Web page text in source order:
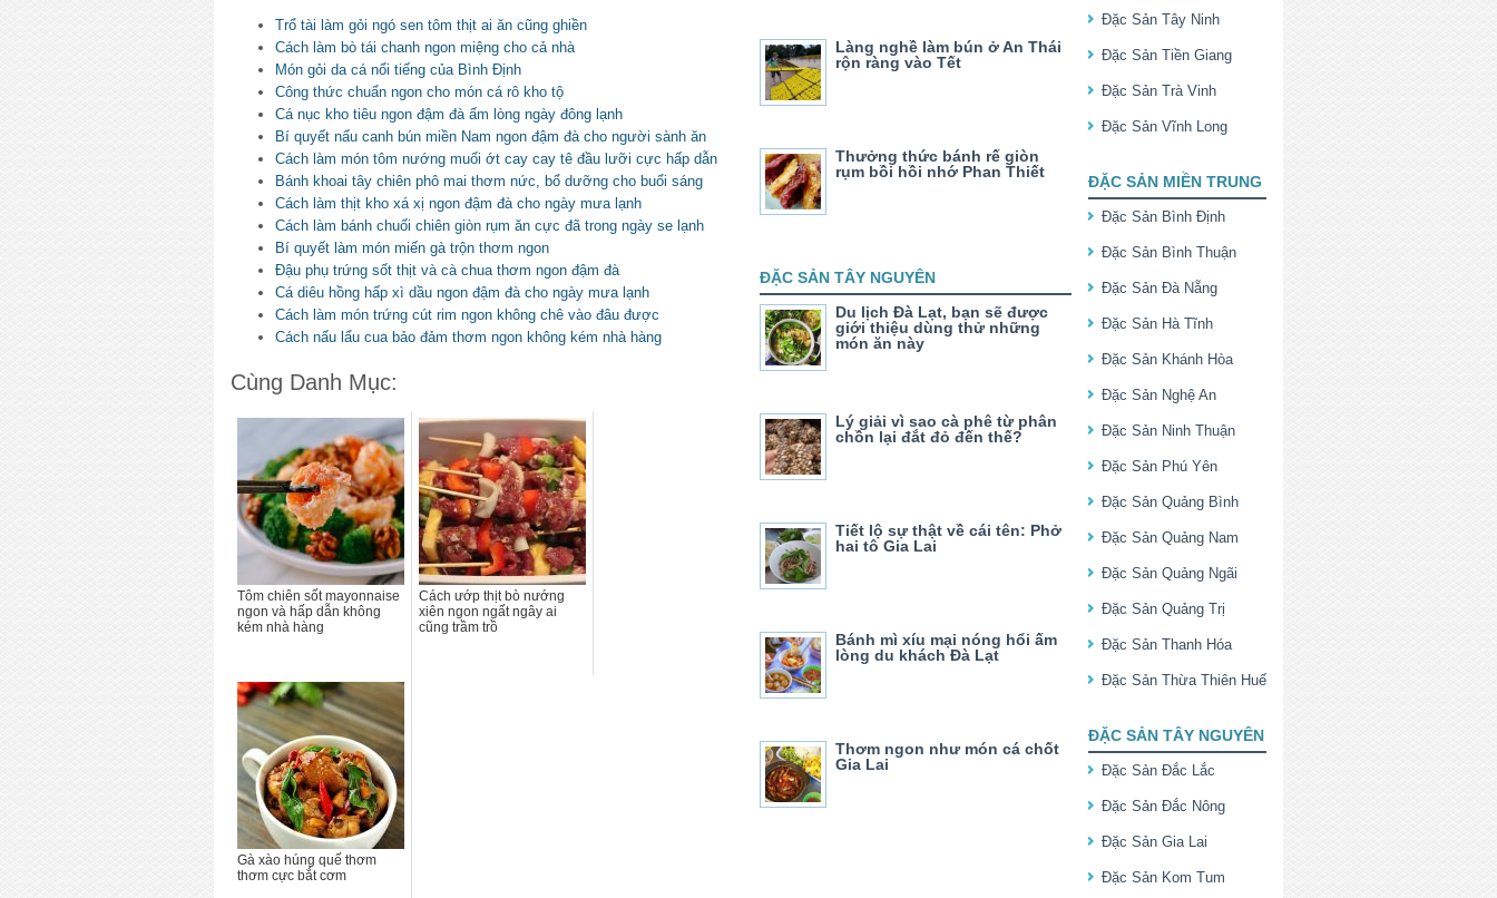
Trổ tài làm gỏi ngó sen tôm thịt ai ăn cũng ghiền
Cách làm bò tái chanh ngon miệng cho cả nhà
Món gỏi da cá nổi tiếng của Bình Định
Công thức chuẩn ngon cho món cá rô kho tộ
Cá nục kho tiêu ngon đậm đà ấm lòng ngày đông lạnh
Bí quyết nấu canh bún miền Nam ngon đậm đà cho người sành ăn
Cách làm món tôm nướng muối ớt cay cay tê đầu lưỡi cực hấp dẫn
Bánh khoai tây chiên phô mai thơm nức, bổ dưỡng cho buổi sáng
Cách làm thịt kho xá xị ngon đậm đà cho ngày mưa lạnh
Cách làm bánh chuối chiên giòn rụm ăn cực đã trong ngày se lạnh
Bí quyết làm món miến gà trộn thơm ngon
Đậu phụ trứng sốt thịt và cà chua thơm ngon đậm đà
Cá diêu hồng hấp xì dầu ngon đậm đà cho ngày mưa lạnh
Cách làm món trứng cút rim ngon không chê vào đâu được
Cách nấu lẩu cua bảo đảm thơm ngon không kém nhà hàng
Cùng Danh Mục:
Tôm chiên sốt mayonnaise
ngon và hấp dẫn không
kém nhà hàng
Cách ướp thịt bò nướng
xiên ngon ngất ngây ai
cũng trầm trồ
Gà xào húng quế thơm
thơm cực bắt cơm
Làng nghề làm bún ở An Thái
rộn ràng vào Tết
Thưởng thức bánh rế giòn
rụm bồi hồi nhớ Phan Thiết
ĐẶC SẢN TÂY NGUYÊN
Du lịch Đà Lạt, bạn sẽ được
giới thiệu dùng thử những
món ăn này
Lý giải vì sao cà phê từ phân
chồn lại đắt đỏ đến thế?
Tiết lộ sự thật về cái tên: Phở
hai tô Gia Lai
Bánh mì xíu mại nóng hổi ấm
lòng du khách Đà Lạt
Thơm ngon như món cá chốt
Gia Lai
Đặc Sản Tây Ninh
Đặc Sản Tiền Giang
Đặc Sản Trà Vinh
Đặc Sản Vĩnh Long
ĐẶC SẢN MIỀN TRUNG
Đặc Sản Bình Định
Đặc Sản Bình Thuận
Đặc Sản Đà Nẵng
Đặc Sản Hà Tĩnh
Đặc Sản Khánh Hòa
Đặc Sản Nghệ An
Đặc Sản Ninh Thuận
Đặc Sản Phú Yên
Đặc Sản Quảng Bình
Đặc Sản Quảng Nam
Đặc Sản Quảng Ngãi
Đặc Sản Quảng Trị
Đặc Sản Thanh Hóa
Đặc Sản Thừa Thiên Huế
ĐẶC SẢN TÂY NGUYÊN
Đặc Sản Đắc Lắc
Đặc Sản Đắc Nông
Đặc Sản Gia Lai
Đặc Sản Kom Tum